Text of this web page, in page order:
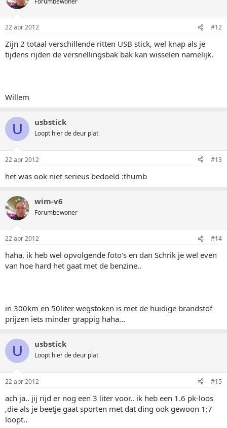
22 apr 2012 #12
Zijn 2 totaal verschillende ritten USB stick, wel knap als je
tijdens rijden de versnellingsbak bak kan wisselen namelijk.
Willem
U usbstick
Loopt hier de deur plat
22 apr 2012 #13
het was ook niet serieus bedoeld :thumb
wim-v6
Forumbewoner
22 apr 2012 #14
haha, ik heb wel opvolgende foto's en dan Schrik je wel even
van hoe hard het gaat met de benzine..
in 300km en 50liter wegstoken is met de huidige brandstof
prijzen iets minder grappig haha...
U usbstick
Loopt hier de deur plat
22 apr 2012 #15
ach ja.. jij rijd er nog een 3 liter voor.. ik heb een 1.6 pk-loos
,die als je beetje gaat sporten met dat ding ook gewoon 1:7
loopt..